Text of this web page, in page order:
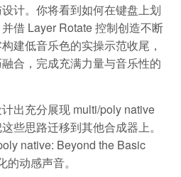
计。你将看到如何在键盘上划
借 Layer Rotate 控制创造不断
建低音乐色的实操示范收尾，
合，完成充满力量与音乐性的
出充分展现 multi/poly native
些思路迁移到其他合成器上。
native: Beyond the Basic
动感声音。